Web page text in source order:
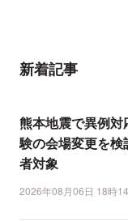
新着記事
熊本地震で異例
験の会場変更を
者対象
2026年08月06日 18時